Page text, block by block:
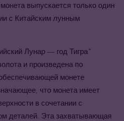
выпускается только один
с Китайским лунным
Лунар — год Тигра"
и произведена по
монете
что монета имеет
в сочетании с
деталей. Эта захватывающая